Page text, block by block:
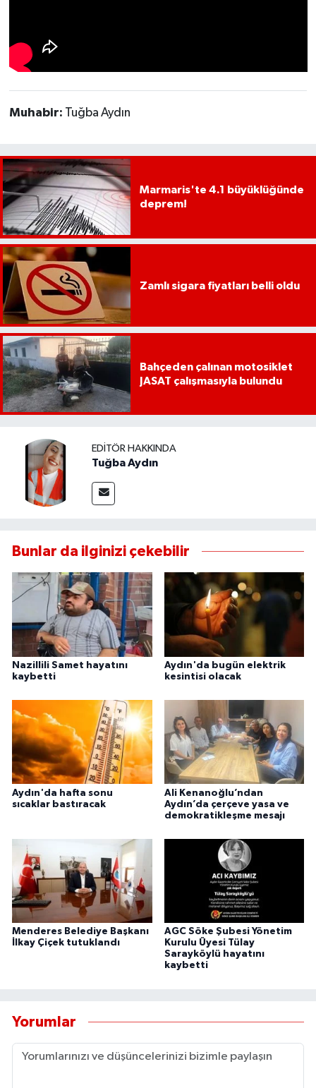
Muhabir: Tuğba Aydın
Marmaris'te 4.1 büyüklüğünde
deprem!
Zamlı sigara fiyatları belli oldu
Bahçeden çalınan motosiklet
JASAT çalışmasıyla bulundu
EDITÖR HAKKINDA
Tuğba Aydın
Bunlar da ilginizi çekebilir
Nazillili Samet hayatını
kaybetti
Aydın'da bugün elektrik
kesintisi olacak
Aydın'da hafta sonu
sıcaklar bastıracak
Ali Kenanoğlu’ndan
Aydın’da çerçeve yasa ve
demokratikleşme mesajı
Menderes Belediye Başkanı
İlkay Çiçek tutuklandı
AGC Söke Şubesi Yönetim
Kurulu Üyesi Tülay
Sarayköylü hayatını
kaybetti
Yorumlar
YURT